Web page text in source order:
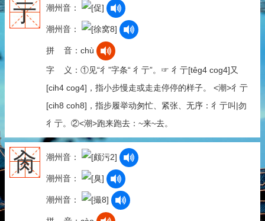
亍 潮州音：
潮州音：
拼 音：chù
字 义：①见“彳”字条“ 彳亍”。☞ 彳亍[têg4 cog4]又
[cih4 cog4]，指小步慢走或走走停停的样子。 <潮>彳亍
[cih8 coh8]，指步履举动匆忙、紧张、无序：彳亍叫|勿
彳亍。②<潮>跑来跑去：~来~去。
肏 潮州音：
潮州音：
潮州音：